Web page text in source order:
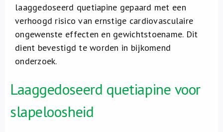
laaggedoseerd quetiapine gepaard met een
verhoogd risico van ernstige cardiovasculaire
ongewenste effecten en gewichtstoename. Dit
dient bevestigd te worden in bijkomend
onderzoek.
Laaggedoseerd quetiapine voor
slapeloosheid